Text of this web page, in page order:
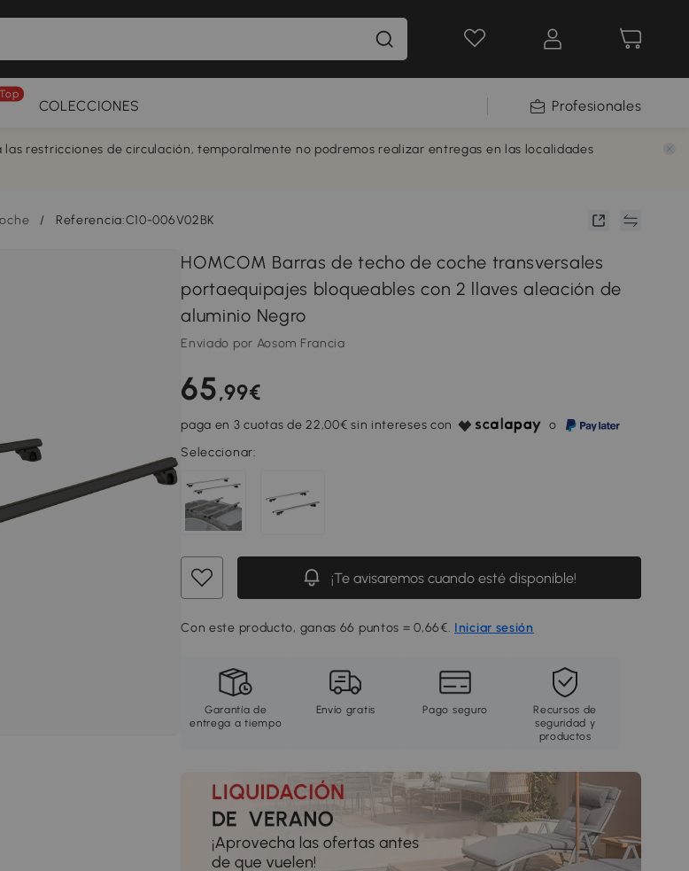
Top
COLECCIONES Profesionales
las restricciones de circulación, temporalmente no podremos realizar entregas en las localidades
/ Referencia:C10-006V02BK
HOMCOM Barras de techo de coche transversales
portaequipajes bloqueables con 2 llaves aleación de
aluminio Negro
Enviado por Aosom Francia
65,99€
paga en 3 cuotas de 22,00€ sin intereses con
o
Seleccionar:
¡Te avisaremos cuando esté disponible!
Con este producto, ganas 66 puntos = 0,66€. Iniciar sesión
Garantía de
entrega a tiempo
Envío gratis Pago seguro
Recursos de
seguridad y
productos